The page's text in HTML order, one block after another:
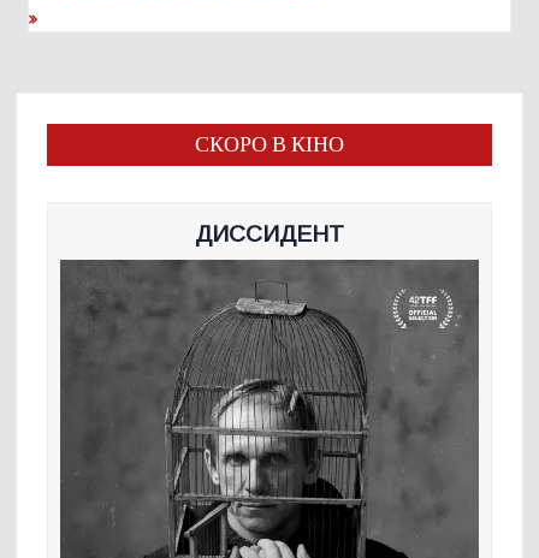
СКОРО В КІНО
ДИССИДЕНТ